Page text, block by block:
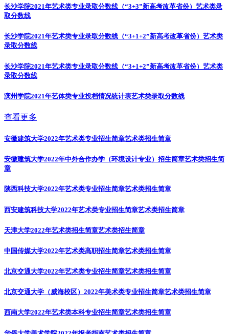
长沙学院2021年艺术类专业录取分数线（“3+3”新高考改革省份） 艺术类录
取分数线
长沙学院2021年艺术类专业录取分数线（“3+1+2”新高考改革省份） 艺术类
录取分数线
长沙学院2021年艺术类专业录取分数线（“3+1+2”新高考改革省份） 艺术类
录取分数线
滨州学院2021年艺体类专业投档情况统计表艺术类录取分数线
查看更多
安徽建筑大学2022年艺术类专业招生简章艺术类招生简章
安徽建筑大学2022年中外合作办学（环境设计专业）招生简章艺术类招生简
章
陕西科技大学2022年艺术类专业招生简章艺术类招生简章
西安建筑科技大学2022年艺术类专业招生简章艺术类招生简章
天津大学2022年艺术类招生简章艺术类招生简章
中国传媒大学2022年艺术类高职招生简章艺术类招生简章
北京交通大学2022年艺术类专业招生简章艺术类招生简章
北京交通大学（威海校区）2022年美术类专业招生简章艺术类招生简章
西南大学2022年艺术类本科专业招生简章艺术类招生简章